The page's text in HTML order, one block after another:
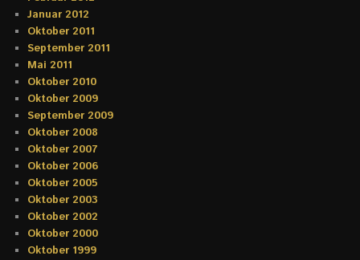
Januar 2012
Oktober 2011
September 2011
Mai 2011
Oktober 2010
Oktober 2009
September 2009
Oktober 2008
Oktober 2007
Oktober 2006
Oktober 2005
Oktober 2003
Oktober 2002
Oktober 2000
Oktober 1999